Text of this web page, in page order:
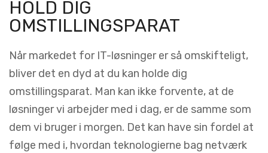
HOLD DIG
OMSTILLINGSPARAT
Når markedet for IT-løsninger er så omskifteligt,
bliver det en dyd at du kan holde dig
omstillingsparat. Man kan ikke forvente, at de
løsninger vi arbejder med i dag, er de samme som
dem vi bruger i morgen. Det kan have sin fordel at
følge med i, hvordan teknologierne bag netværk